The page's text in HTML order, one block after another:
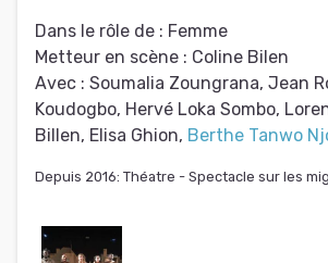
Dans le rôle de : Femme
Metteur en scène : Coline Bilen
Avec : Soumalia Zoungrana, Jean
Koudogbo, Hervé Loka Sombo,
Billen, Elisa Ghion, Berthe Tanwo
Depuis 2016: Théatre - Spectacle sur les